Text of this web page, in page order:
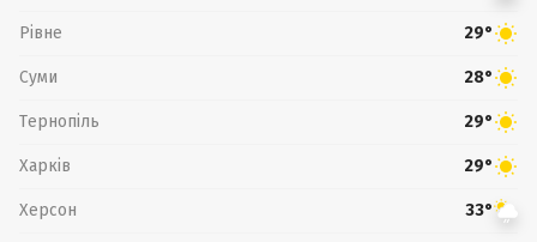
Рівне 29°
Суми 28°
Тернопіль 29°
Харків 29°
Херсон 33°